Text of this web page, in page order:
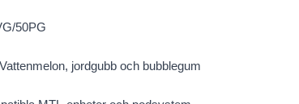
50PG
jordgubb och bubblegum